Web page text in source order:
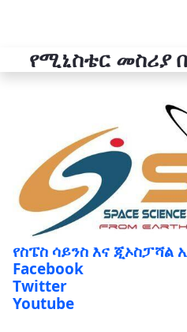
የሚኒስቴር መስሪያ
የስፔስ ሳይንስ እና ጂኦስፓሻል
Facebook
Twitter
Youtube